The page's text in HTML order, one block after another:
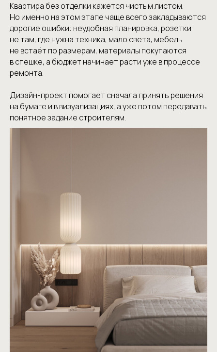
Квартира без отделки кажется чистым листом.
Но именно на этом этапе чаще всего закладываются
дорогие ошибки: неудобная планировка, розетки
не там, где нужна техника, мало света, мебель
не встаёт по размерам, материалы покупаются
в спешке, а бюджет начинает расти уже в процессе
ремонта.
Дизайн-проект помогает сначала принять решения
на бумаге и в визуализациях, а уже потом передавать
понятное задание строителям.